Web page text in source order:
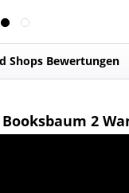
Shops Bewertungen
2